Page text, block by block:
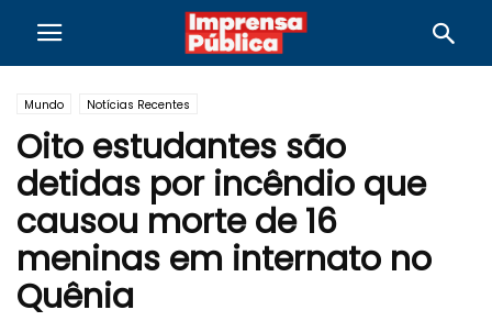
Mundo Notícias Recentes
Oito estudantes são
detidas por incêndio que
causou morte de 16
meninas em internato no
Quênia